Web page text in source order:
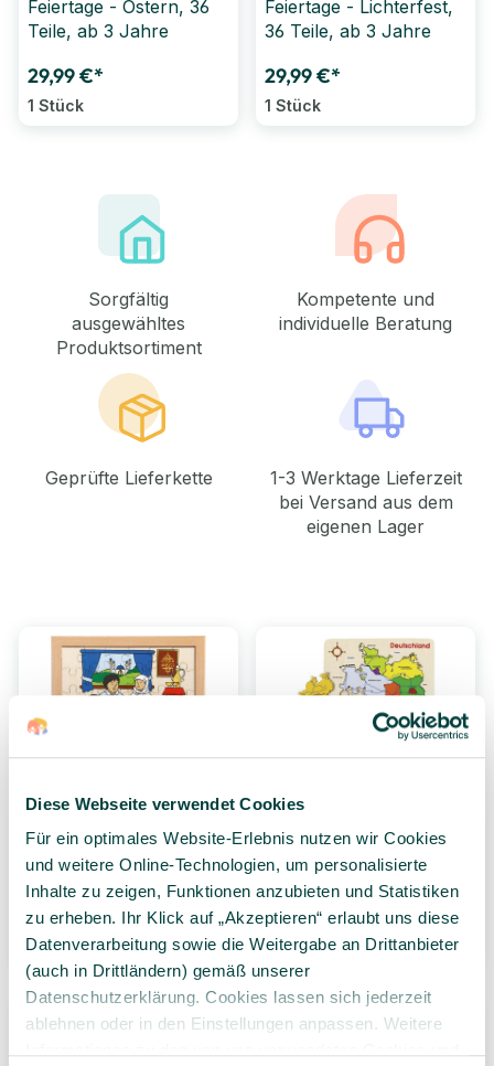
Diese Webseite verwendet Cookies
Für ein optimales Website-Erlebnis nutzen wir Cookies
und weitere Online-Technologien, um personalisierte
Inhalte zu zeigen, Funktionen anzubieten und Statistiken
zu erheben. Ihr Klick auf „Akzeptieren“ erlaubt uns diese
Datenverarbeitung sowie die Weitergabe an Drittanbieter
(auch in Drittländern) gemäß unserer
Datenschutzerklärung. Cookies lassen sich jederzeit
ablehnen oder in den Einstellungen anpassen. Weitere
Feiertage - Ostern, 36
Teile, ab 3 Jahre
29,99 €*
1 Stück
Feiertage - Lichterfest,
36 Teile, ab 3 Jahre
29,99 €*
1 Stück
Sorgfältig
ausgewähltes
Produktsortiment
Kompetente und
individuelle Beratung
Geprüfte Lieferkette
1-3 Werktage Lieferzeit
bei Versand aus dem
eigenen Lager
Feiertage - Zuckerfest,
36 Teile, ab 3 Jahre
29,99 €*
1 Stück
Deutschland, Holz, 16
Teile, ab 4 Jahre
12,99 €*
1 Stück